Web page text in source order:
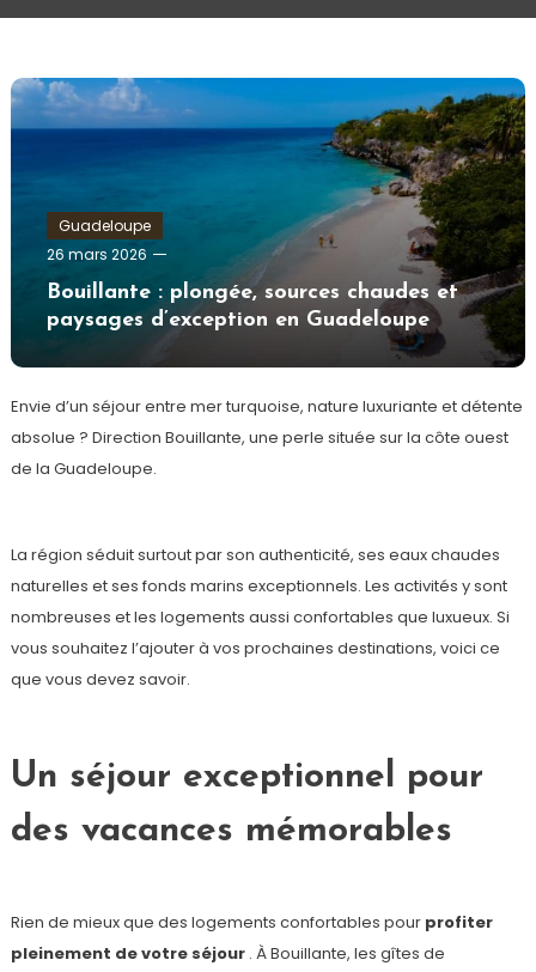
Guadeloupe
26 mars 2026
admin
Bouillante : plongée, sources chaudes et
paysages d’exception en Guadeloupe
Envie d’un séjour entre mer turquoise, nature luxuriante et détente
absolue ? Direction Bouillante, une perle située sur la côte ouest
de la Guadeloupe.
La région séduit surtout par son authenticité, ses eaux chaudes
naturelles et ses fonds marins exceptionnels. Les activités y sont
nombreuses et les logements aussi confortables que luxueux. Si
vous souhaitez l’ajouter à vos prochaines destinations, voici ce
que vous devez savoir.
Un séjour exceptionnel pour
des vacances mémorables
Rien de mieux que des logements confortables pour profiter
pleinement de votre séjour . À Bouillante, les gîtes de